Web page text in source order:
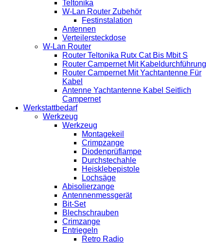
Teltonika
W-Lan Router Zubehör
Festinstalation
Antennen
Verteilersteckdose
W-Lan Router
Router Teltonika Rutx Cat Bis Mbit S
Router Campernet Mit Kabeldurchführung
Router Campernet Mit Yachtantenne Für
Kabel
Antenne Yachtantenne Kabel Seitlich
Campernet
Werkstattbedarf
Werkzeug
Werkzeug
Montagekeil
Crimpzange
Diodenprüflampe
Durchstechahle
Heisklebepistole
Lochsäge
Abisolierzange
Antennenmessgerät
Bit-Set
Blechschrauben
Crimzange
Entriegeln
Retro Radio